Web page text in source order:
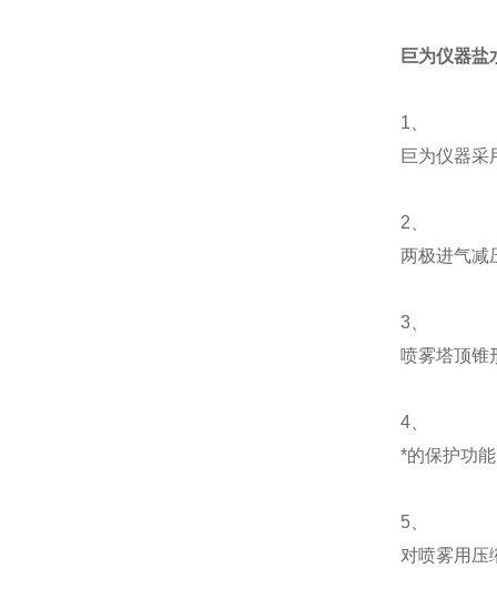
巨为仪器盐
1、
巨为仪器采
2、
两极进气减
3、
喷雾塔顶锥
4、
*的保护功
5、
对喷雾用压